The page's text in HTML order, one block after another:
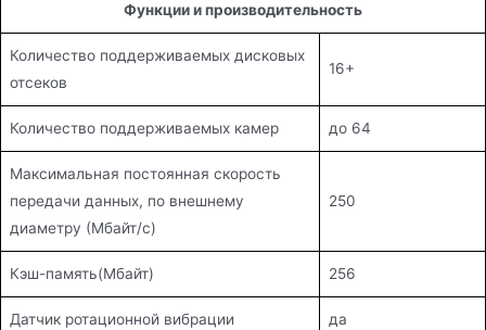
Функции и производительность
Количество поддерживаемых дисковых
отсеков
16+
Количество поддерживаемых камер до 64
Максимальная постоянная скорость
передачи данных, по внешнему
диаметру (Мбайт/с)
250
Кэш-память(Мбайт) 256
Датчик ротационной вибрации да